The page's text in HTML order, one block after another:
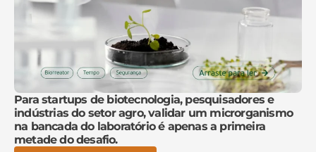
Para startups de biotecnologia, pesquisadores e
indústrias do setor agro, validar um microrganismo
na bancada do laboratório é apenas a primeira
metade do desafio.